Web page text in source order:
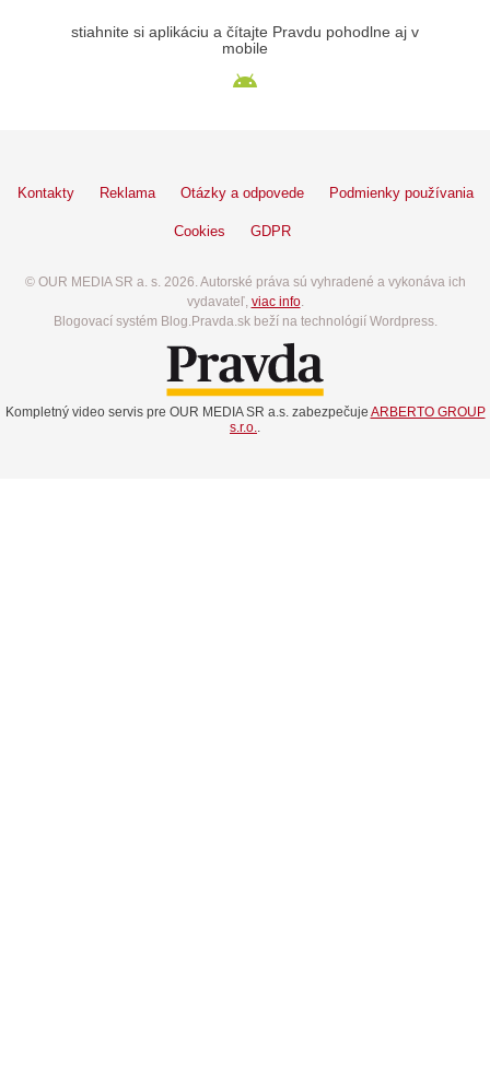
stiahnite si aplikáciu a čítajte Pravdu pohodlne aj v
mobile
Kontakty Reklama Otázky a odpovede Podmienky používania
Cookies GDPR
© OUR MEDIA SR a. s. 2026. Autorské práva sú vyhradené a vykonáva ich
vydavateľ, viac info.
Blogovací systém Blog.Pravda.sk beží na technológií Wordpress.
Kompletný video servis pre OUR MEDIA SR a.s. zabezpečuje ARBERTO GROUP
s.r.o.